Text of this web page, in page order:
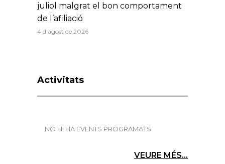
juliol malgrat el bon comportament
de l’afiliació
4 d'agost de 2026
Activitats
NO HI HA EVENTS PROGRAMATS
VEURE MÉS...